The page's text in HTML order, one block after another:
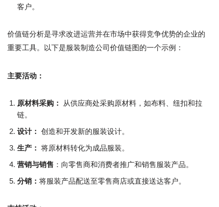
客户。
价值链分析是寻求改进运营并在市场中获得竞争优势的企业的
重要工具。以下是服装制造公司价值链图的一个示例：
主要活动：
原材料采购：
从供应商处采购原材料，如布料、纽扣和拉
链。
设计： 创造和开发新的服装设计。
生产： 将原材料转化为成品服装。
营销与销售 ：向零售商和消费者推广和销售服装产品。
分销： 将服装产品配送至零售商店或直接送达客户。